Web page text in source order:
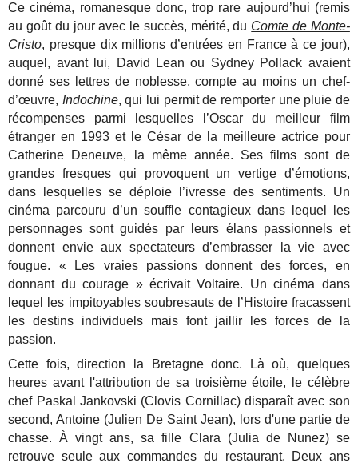
Ce cinéma, romanesque donc, trop rare aujourd’hui (remis
au goût du jour avec le succès, mérité, du Comte de Monte-
Cristo, presque dix millions d’entrées en France à ce jour),
auquel, avant lui, David Lean ou Sydney Pollack avaient
donné ses lettres de noblesse, compte au moins un chef-
d’œuvre, Indochine, qui lui permit de remporter une pluie de
récompenses parmi lesquelles l’Oscar du meilleur film
étranger en 1993 et le César de la meilleure actrice pour
Catherine Deneuve, la même année. Ses films sont de
grandes fresques qui provoquent un vertige d’émotions,
dans lesquelles se déploie l’ivresse des sentiments. Un
cinéma parcouru d’un souffle contagieux dans lequel les
personnages sont guidés par leurs élans passionnels et
donnent envie aux spectateurs d’embrasser la vie avec
fougue. « Les vraies passions donnent des forces, en
donnant du courage » écrivait Voltaire. Un cinéma dans
lequel les impitoyables soubresauts de l’Histoire fracassent
les destins individuels mais font jaillir les forces de la
passion.
Cette fois, direction la Bretagne donc. Là où, quelques
heures avant l'attribution de sa troisième étoile, le célèbre
chef Paskal Jankovski (Clovis Cornillac) disparaît avec son
second, Antoine (Julien De Saint Jean), lors d'une partie de
chasse. À vingt ans, sa fille Clara (Julia de Nunez) se
retrouve seule aux commandes du restaurant. Deux ans